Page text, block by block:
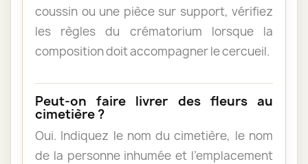
coussin ou une pièce sur support, vérifiez
les règles du crématorium lorsque la
composition doit accompagner le cercueil.
Peut-on faire livrer des fleurs au
cimetière ?
Oui. Indiquez le nom du cimetière, le nom
de la personne inhumée et l’emplacement